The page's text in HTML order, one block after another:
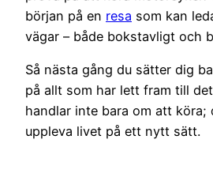
början på en resa som kan
vägar – både bokstavligt och
Så nästa gång du sätter dig
på allt som har lett fram till
handlar inte bara om att köra;
uppleva livet på ett nytt sätt.